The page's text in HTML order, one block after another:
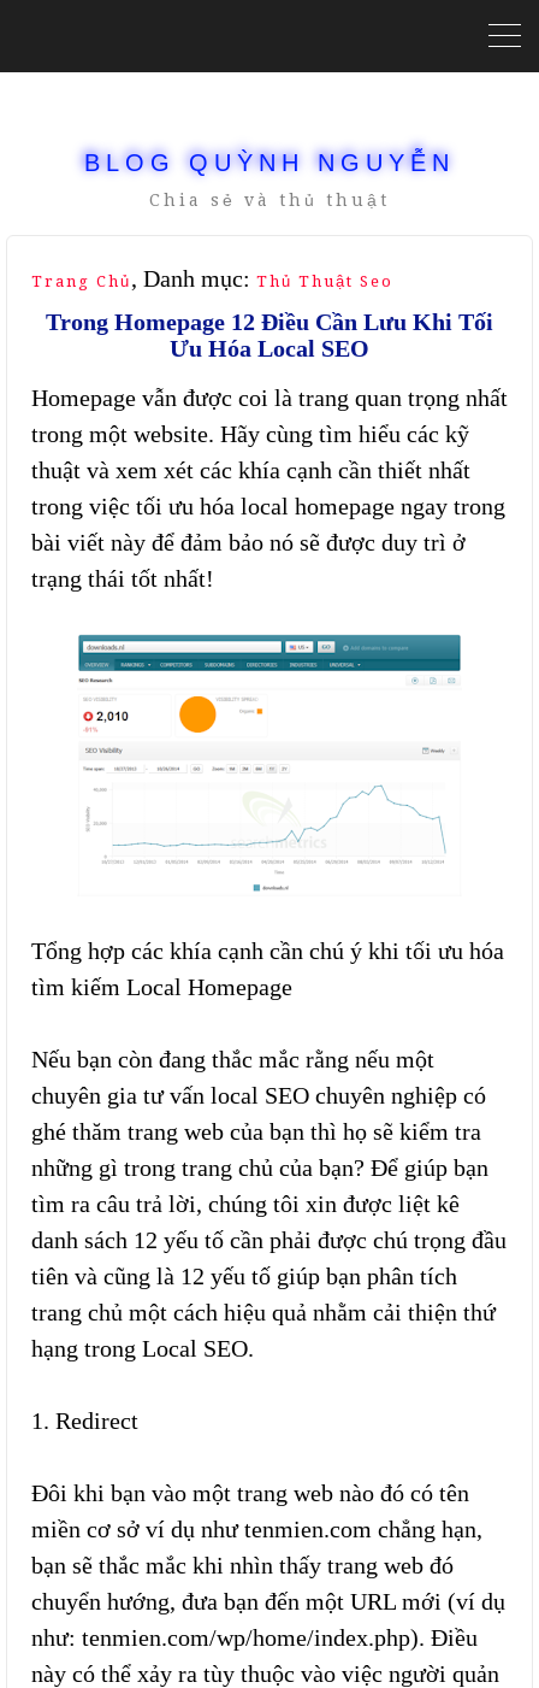
BLOG QUỲNH NGUYỄN
Chia sẻ và thủ thuật
Trang Chủ , Danh mục: Thủ Thuật Seo
Trong Homepage 12 Điều Cần Lưu Khi Tối
Ưu Hóa Local SEO
Homepage vẫn được coi là trang quan trọng nhất
trong một website. Hãy cùng tìm hiểu các kỹ
thuật và xem xét các khía cạnh cần thiết nhất
trong việc tối ưu hóa local homepage ngay trong
bài viết này để đảm bảo nó sẽ được duy trì ở
trạng thái tốt nhất!
Tổng hợp các khía cạnh cần chú ý khi tối ưu hóa
tìm kiếm Local Homepage
Nếu bạn còn đang thắc mắc rằng nếu một
chuyên gia tư vấn local SEO chuyên nghiệp có
ghé thăm trang web của bạn thì họ sẽ kiểm tra
những gì trong trang chủ của bạn? Để giúp bạn
tìm ra câu trả lời, chúng tôi xin được liệt kê
danh sách 12 yếu tố cần phải được chú trọng đầu
tiên và cũng là 12 yếu tố giúp bạn phân tích
trang chủ một cách hiệu quả nhằm cải thiện thứ
hạng trong Local SEO.
1. Redirect
Đôi khi bạn vào một trang web nào đó có tên
miền cơ sở ví dụ như tenmien.com chẳng hạn,
bạn sẽ thắc mắc khi nhìn thấy trang web đó
chuyển hướng, đưa bạn đến một URL mới (ví dụ
như: tenmien.com/wp/home/index.php). Điều
này có thể xảy ra tùy thuộc vào việc người quản